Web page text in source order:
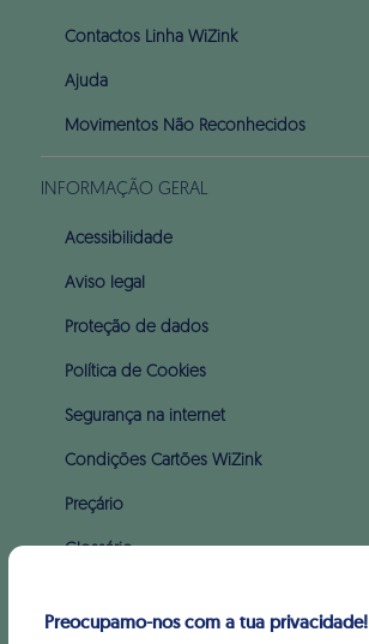
Contactos Linha WiZink
Ajuda
Movimentos Não Reconhecidos
INFORMAÇÃO GERAL
Acessibilidade
Aviso legal
Proteção de dados
Política de Cookies
Segurança na internet
Condições Cartões WiZink
Preçário
Glossário
Preocupamo-nos com a tua privacidade!